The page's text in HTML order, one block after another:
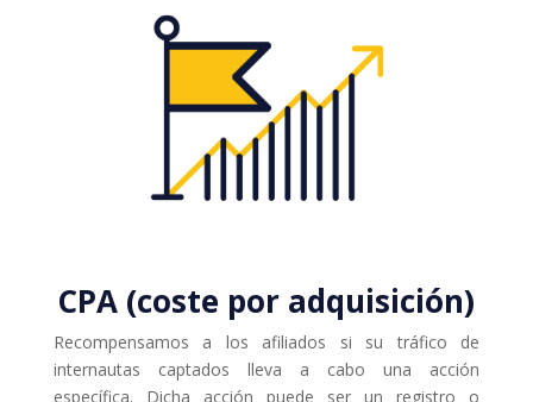
CPA (coste por adquisición)
Recompensamos a los afiliados si su tráfico de
internautas captados lleva a cabo una acción
específica. Dicha acción puede ser un registro o